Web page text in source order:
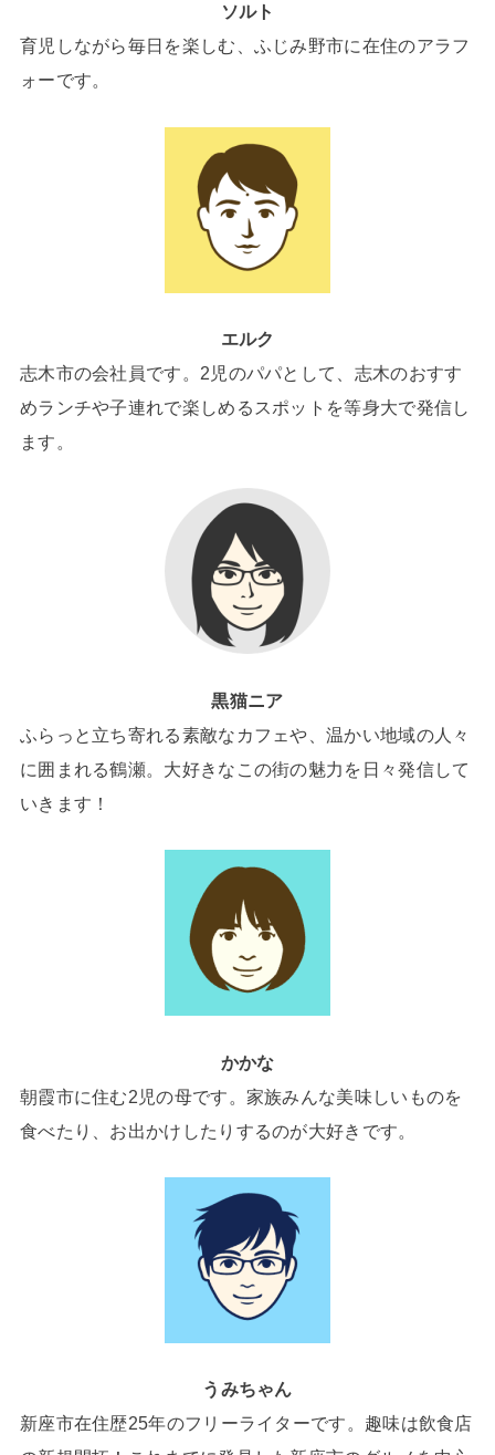
ソルト
育児しながら毎日を楽しむ、ふじみ野市に在住のアラフ
ォーです。
エルク
志木市の会社員です。2児のパパとして、志木のおすす
めランチや子連れで楽しめるスポットを等身大で発信し
ます。
黒猫ニア
ふらっと立ち寄れる素敵なカフェや、温かい地域の人々
に囲まれる鶴瀬。大好きなこの街の魅力を日々発信して
いきます！
かかな
朝霞市に住む2児の母です。家族みんな美味しいものを
食べたり、お出かけしたりするのが大好きです。
うみちゃん
新座市在住歴25年のフリーライターです。趣味は飲食店